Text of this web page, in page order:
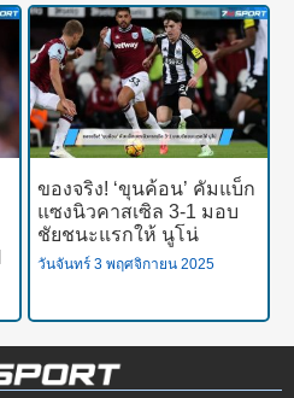
ของจริง! ‘ขุนค้อน’ คัมแบ็ก
แซงนิวคาสเซิล 3-1 มอบ
ชัยชนะแรกให้ นูโน่
วันจันทร์ 3 พฤศจิกายน 2025